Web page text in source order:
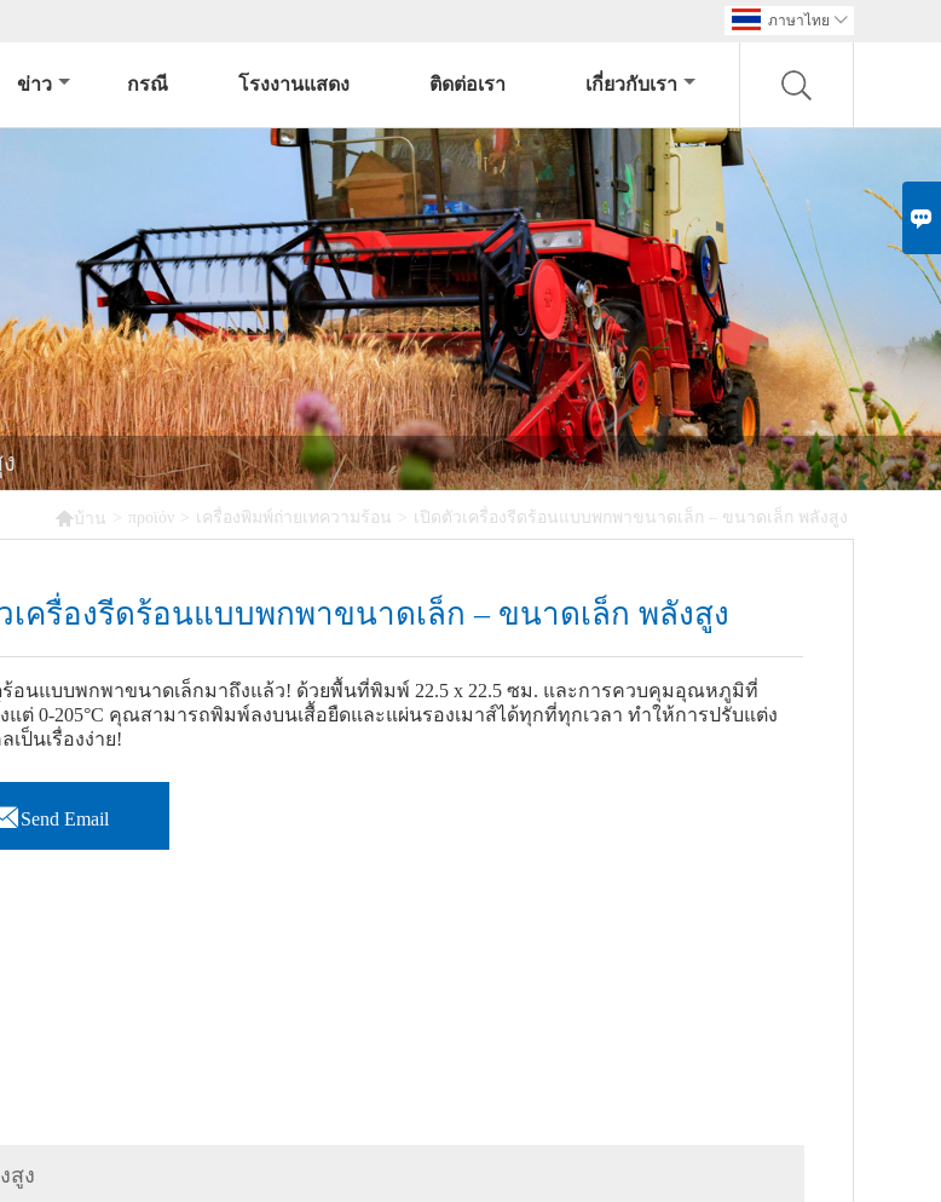

ภาษาไทย 
ข่าว กรณี โรงงานแสดง ติดต่อเรา เกี่ยวกับเรา
บ้าน > προϊόν > เครื่องพิมพ์ถ่ายเทความร้อน > เปิดตัวเครื่องรีดร้อนแบบพกพาขนาดเล็ก – ขนาดเล็ก พลังสูง
เครื่องรีดร้อนแบบพกพาขนาดเล็ก – ขนาดเล็ก พลังสูง
ร้อนแบบพกพาขนาดเล็กมาถึงแล้ว! ด้วยพื้นที่พิมพ์ 22.5 x 22.5 ซม. และการควบคุมอุณหภูมิที่
แต่ 0-205°C คุณสามารถพิมพ์ลงบนเสื้อยืดและแผ่นรองเมาส์ได้ทุกที่ทุกเวลา ทำให้การปรับแต่ง
เป็นเรื่องง่าย!
Send Email
สูง